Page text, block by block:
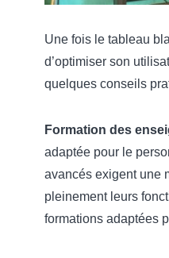
Une fois le tableau
d’optimiser son
quelques conseils
Formation des
adaptée pour le
avancés exigent une
pleinement leurs
formations adaptées